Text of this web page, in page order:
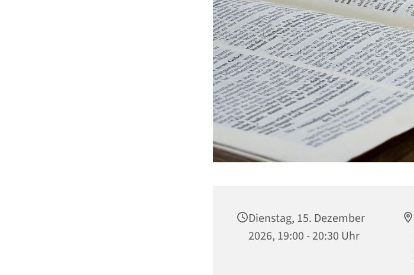
Dienstag, 15. Dezember
2026, 19:00 - 20:30 Uhr